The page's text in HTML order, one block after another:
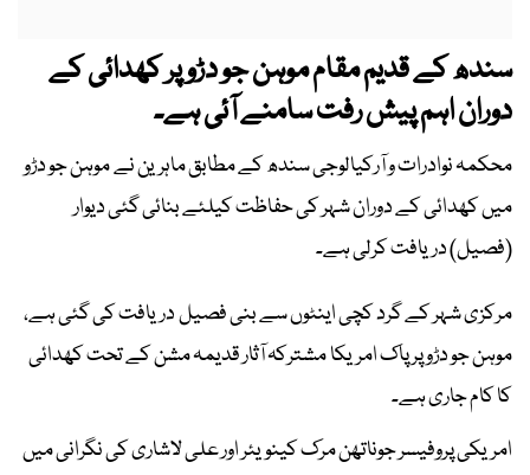
سندھ کے قدیم مقام موہن جو دڑو پر کھدائی کے
دوران اہم پیش رفت سامنے آئی ہے۔
محکمہ نوادرات و آرکیالوجی سندھ کے مطابق ماہرین نے موہن جو دڑو
میں کھدائی کے دوران شہر کی حفاظت کیلئے بنائی گئی دیوار
(فصیل) دریافت کرلی ہے۔
مرکزی شہر کے گرد کچی اینٹوں سے بنی فصیل دریافت کی گئی ہے،
موہن جو دڑو پر پاک امریکا مشترکہ آثار قدیمہ مشن کے تحت کھدائی
کا کام جاری ہے۔
امریکی پروفیسر جوناتھن مرک کینویئر اور علی لاشاری کی نگرانی میں